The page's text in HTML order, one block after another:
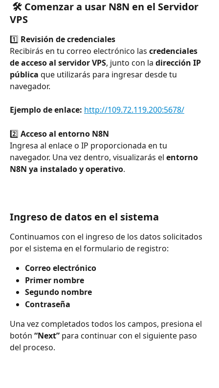
VPS
1️⃣ Revisión de credenciales
Recibirás en tu correo electrónico las credenciales
de acceso al servidor VPS, junto con la dirección IP
pública que utilizarás para ingresar desde tu
navegador.
Ejemplo de enlace: http://109.72.119.200:5678/
2️⃣ Acceso al entorno N8N
Ingresa al enlace o IP proporcionada en tu
navegador. Una vez dentro, visualizarás el entorno
N8N ya instalado y operativo.
Ingreso de datos en el sistema
Continuamos con el ingreso de los datos solicitados
por el sistema en el formulario de registro:
Correo electrónico
Primer nombre
Segundo nombre
Contraseña
Una vez completados todos los campos, presiona el
botón “Next” para continuar con el siguiente paso
del proceso.